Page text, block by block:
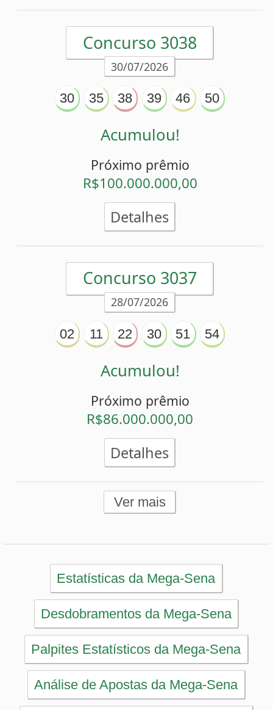
Detalhes
Ver mais
Estatísticas da Mega-Sena
Desdobramentos da Mega-Sena
Análise de Apostas da Mega-Sena
Simulador de Apostas da Mega-Sena
Conferidor de Apostas da Mega-Sena
Impressão de Volantes da Mega-Sena
Desdobramentos
Conferidor
Simulador
Últimos resultados
Sorteios anteriores
Aumente suas chances